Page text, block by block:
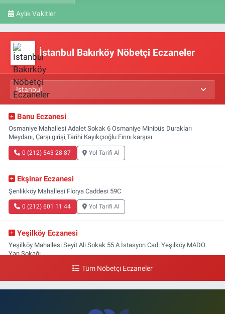
Aylık Vakitler
İstanbul Bakırköy Nöbetçi Eczaneler
Banu Eczanesi
Osmaniye Mahallesi Adalet Sokak 6 Osmaniye Minibüs Durakları
Meydanı, Çarşı girişi,Tarihi Kayıkçıoğlu Fırını karşısı
0 (212) 543 28 87 Yol Tarifi Al
Ekşinar Eczanesi
Şenlikköy Mahallesi Florya Caddesi 59C
0 (212) 601 11 44 Yol Tarifi Al
Yeşilköy Eczanesi
Yeşilköy Mahallesi Seyit Ali Sokak 55 A İstasyon Cad. Yeşilköy MADO
Yan Sokağı
Yol Tarifi Al
Ataköy 3-4-11. Kısım Mahallesi Dr. Remzi Kazancıgil Caddesi Ataköy
Tüm Nöbetçi Eczaneler